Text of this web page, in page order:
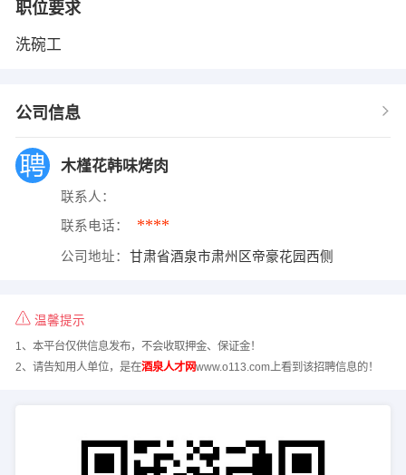
职位要求
洗碗工
公司信息
木槿花韩味烤肉
联系人：
联系电话： ****
公司地址： 甘肃省酒泉市肃州区帝豪花园西侧
温馨提示
1、本平台仅供信息发布，不会收取押金、保证金！
2、请告知用人单位，是在酒泉人才网www.o113.com上看到该招聘信息的！